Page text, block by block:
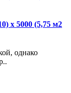
х 5000 (5,75 м2
однако